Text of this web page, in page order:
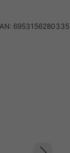
6953156280335